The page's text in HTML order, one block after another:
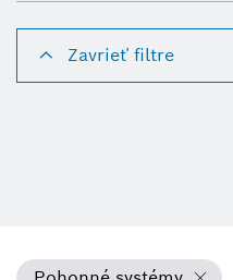
Zavrieť filtre